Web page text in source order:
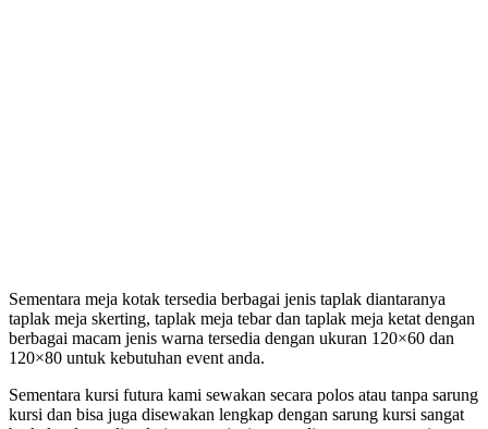
Sementara meja kotak tersedia berbagai jenis taplak diantaranya
taplak meja skerting, taplak meja tebar dan taplak meja ketat dengan
berbagai macam jenis warna tersedia dengan ukuran 120×60 dan
120×80 untuk kebutuhan event anda.
Sementara kursi futura kami sewakan secara polos atau tanpa sarung
kursi dan bisa juga disewakan lengkap dengan sarung kursi sangat